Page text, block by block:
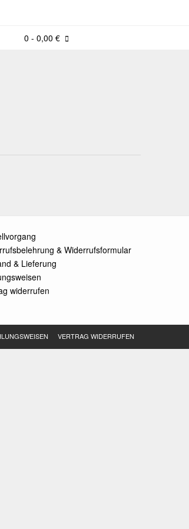
0 - 0,00 €
& Widerrufsformular
& Lieferung
widerrufen
VERTRAG WIDERRUFEN